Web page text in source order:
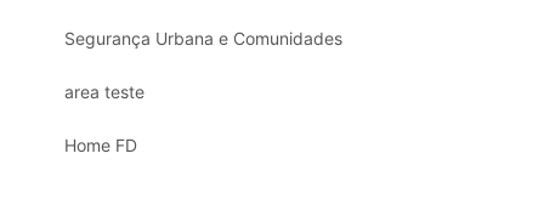
Segurança Urbana e Comunidades
area teste
Home FD